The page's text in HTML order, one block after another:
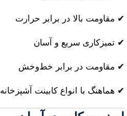
✔ مقاومت بالا در برابر حرارت
✔ تمیزکاری سریع و آسان
✔ مقاومت در برابر خط‌وخش
✔ هماهنگ با انواع کابینت آشپزخانه